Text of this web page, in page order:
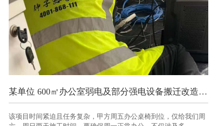
某单位 600㎡办公室弱电及部分强电设备搬迁改造项目
该项目时间紧迫且任务复杂，甲方周五办公桌椅到位，仅给我们周
南